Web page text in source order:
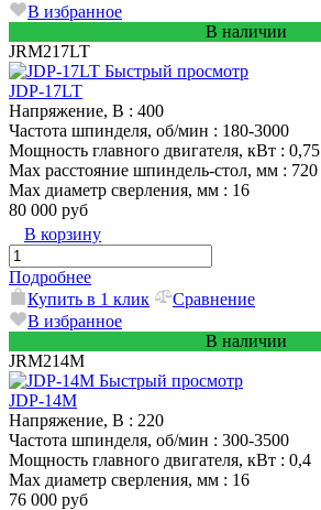
В избранное
В наличии
JRM217LT
Быстрый просмотр
JDP-17LT
Напряжение, В : 400
Частота шпинделя, об/мин : 180-3000
Мощность главного двигателя, кВт : 0,75
Max расстояние шпиндель-стол, мм : 720
Max диаметр сверления, мм : 16
80 000 руб
В корзину
Подробнее
Купить в 1 клик
Сравнение
В избранное
В наличии
JRM214M
Быстрый просмотр
JDP-14M
Напряжение, В : 220
Частота шпинделя, об/мин : 300-3500
Мощность главного двигателя, кВт : 0,4
Max диаметр сверления, мм : 16
76 000 руб